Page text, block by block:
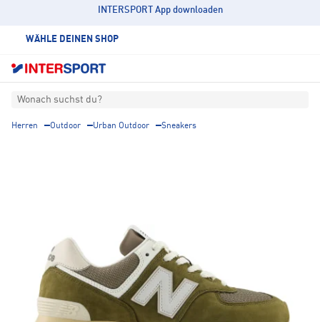
INTERSPORT App downloaden
WÄHLE DEINEN SHOP
Wonach suchst du?
Herren Outdoor Urban Outdoor Sneakers